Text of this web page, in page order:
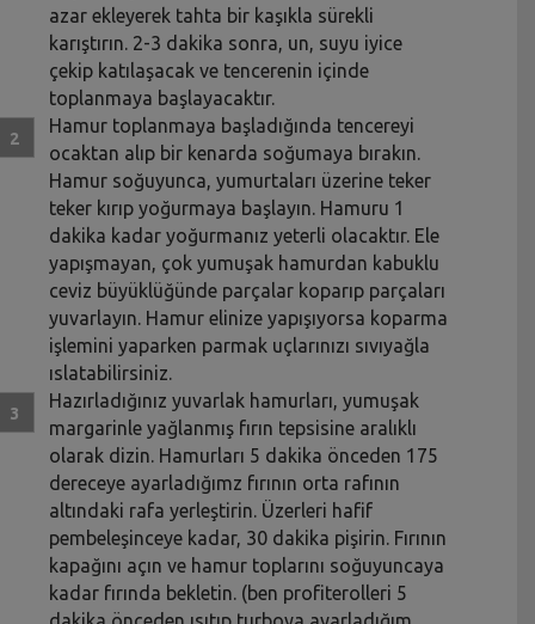
azar ekleyerek tahta bir kaşıkla sürekli
karıştırın. 2-3 dakika sonra, un, suyu iyice
çekip katılaşacak ve tencerenin içinde
toplanmaya başlayacaktır.
Hamur toplanmaya başladığında tencereyi
ocaktan alıp bir kenarda soğumaya bırakın.
Hamur soğuyunca, yumurtaları üzerine teker
teker kırıp yoğurmaya başlayın. Hamuru 1
dakika kadar yoğurmanız yeterli olacaktır. Ele
yapışmayan, çok yumuşak hamurdan kabuklu
ceviz büyüklüğünde parçalar koparıp parçaları
yuvarlayın. Hamur elinize yapışıyorsa koparma
işlemini yaparken parmak uçlarınızı sıvıyağla
ıslatabilirsiniz.
Hazırladığınız yuvarlak hamurları, yumuşak
margarinle yağlanmış fırın tepsisine aralıklı
olarak dizin. Hamurları 5 dakika önceden 175
dereceye ayarladığımz fırının orta rafının
altındaki rafa yerleştirin. Üzerleri hafif
pembeleşinceye kadar, 30 dakika pişirin. Fırının
kapağını açın ve hamur toplarını soğuyuncaya
kadar fırında bekletin. (ben profiterolleri 5